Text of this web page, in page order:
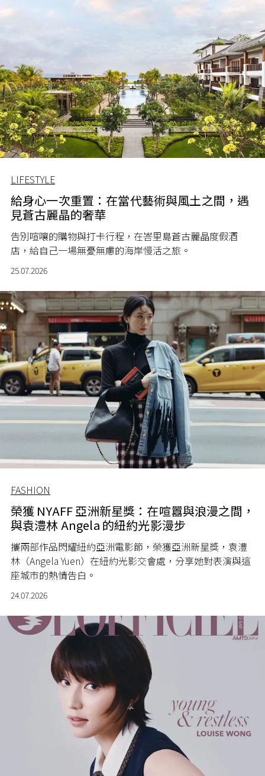
LIFESTYLE
給身心一次重置：在當代藝術與風土之間，遇
見蒼古麗晶的奢華
告別喧嚷的購物與打卡行程，在峇里島蒼古麗晶度假酒
店，給自己一場無憂無慮的海岸慢活之旅。
25.07.2026
FASHION
榮獲 NYAFF 亞洲新星獎：在喧囂與浪漫之間，
與袁澧林 Angela 的紐約光影漫步
攜兩部作品閃耀紐約亞洲電影節，榮獲亞洲新星獎，袁澧
林（Angela Yuen）在紐約光影交會處，分享她對表演與這
座城市的熱情告白。
24.07.2026